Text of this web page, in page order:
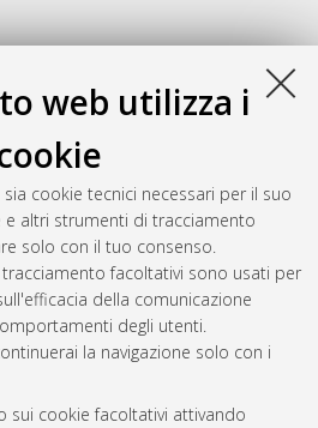
web utilizza i
cookie tecnici necessari per il suo
altri strumenti di tracciamento
solo con il tuo consenso.
facoltativi sono usati per
della comunicazione
degli utenti.
la navigazione solo con i
sui cookie facoltativi attivando
and characterization of
composites
di Bologna. Dottorato di
DOI
10539.
generata ilSat Aug 8 20:43:41 2026